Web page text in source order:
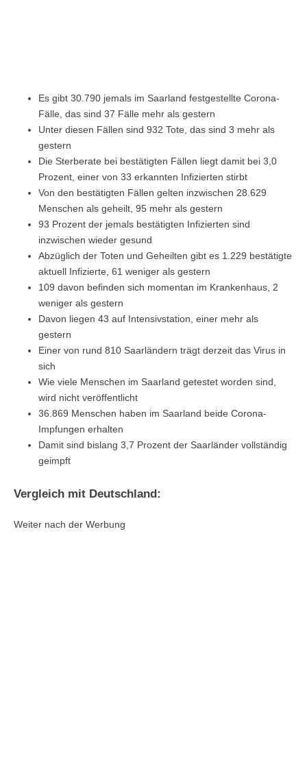
Es gibt 30.790 jemals im Saarland festgestellte Corona-
Fälle, das sind 37 Fälle mehr als gestern
Unter diesen Fällen sind 932 Tote, das sind 3 mehr als
gestern
Die Sterberate bei bestätigten Fällen liegt damit bei 3,0
Prozent, einer von 33 erkannten Infizierten stirbt
Von den bestätigten Fällen gelten inzwischen 28.629
Menschen als geheilt, 95 mehr als gestern
93 Prozent der jemals bestätigten Infizierten sind
inzwischen wieder gesund
Abzüglich der Toten und Geheilten gibt es 1.229 bestätigte
aktuell Infizierte, 61 weniger als gestern
109 davon befinden sich momentan im Krankenhaus, 2
weniger als gestern
Davon liegen 43 auf Intensivstation, einer mehr als
gestern
Einer von rund 810 Saarländern trägt derzeit das Virus in
sich
Wie viele Menschen im Saarland getestet worden sind,
wird nicht veröffentlicht
36.869 Menschen haben im Saarland beide Corona-
Impfungen erhalten
Damit sind bislang 3,7 Prozent der Saarländer vollständig
geimpft
Vergleich mit Deutschland:
Weiter nach der Werbung